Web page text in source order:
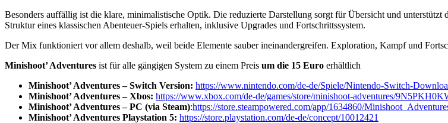
Besonders auffällig ist die klare, minimalistische Optik. Die reduzierte Darstellung sorgt für Übersicht und
Struktur eines klassischen Abenteuer-Spiels erhalten, inklusive Upgrades und Fortschrittssystem.
Der Mix funktioniert vor allem deshalb, weil beide Elemente sauber ineinandergreifen. Exploration, Kampf und
Minishoot’ Adventures ist für alle gängigen System zu einem Preis um die 15 Euro erhältlich
Minishoot’ Adventures – Switch Version: https://www.nintendo.com/de-de/Spiele/Nintendo-Switch-
Minishoot’ Adventures – Xbos: https://www.xbox.com/de-de/games/store/minishoot-adventures/
Minishoot’ Adventures – PC (via Steam):https://store.steampowered.com/app/1634860/
Minishoot’ Adventures Playstation 5: https://store.playstation.com/de-de/concept/10012421